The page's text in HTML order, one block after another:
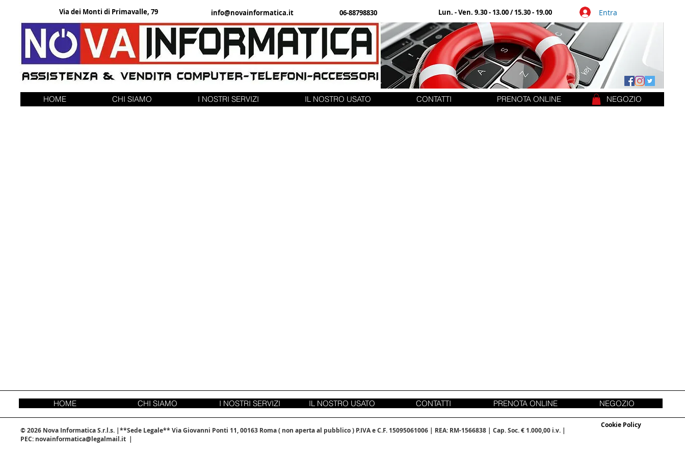
Via dei Monti di Primavalle, 79 info@novainformatica.it 06-88798830 Lun. - Ven. 9.30 - 13.00 / 15.30 - 19.00 Entra
HOME CHI SIAMO I NOSTRI SERVIZI IL NOSTRO USATO CONTATTI PRENOTA ONLINE NEGOZIO
HOME CHI SIAMO I NOSTRI SERVIZI IL NOSTRO USATO CONTATTI PRENOTA ONLINE NEGOZIO
© 2026 Nova Informatica S.r.l.s. |**Sede Legale** Via Giovanni Ponti 11, 00163 Roma ( non aperta al pubblico ) P.IVA e C.F. 15095061006 | REA: RM-1566838 | Cap. Soc. € 1.000,00 i.v. |
PEC: novainformatica@legalmail.it |
Cookie Policy